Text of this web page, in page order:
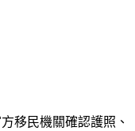
移民機關確認護照、